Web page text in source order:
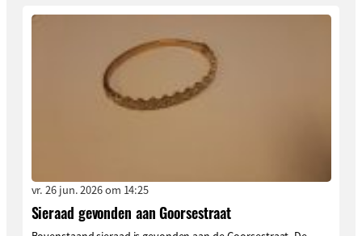
vr. 26 jun. 2026 om 14:25
Sieraad gevonden aan Goorsestraat